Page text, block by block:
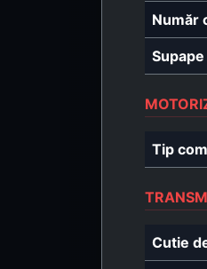
Număr
Tip
Cutie